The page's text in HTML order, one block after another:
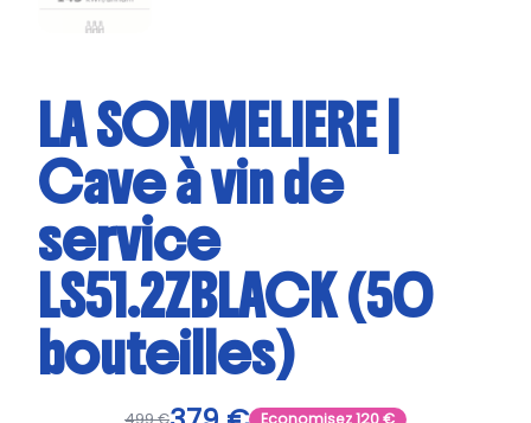
LA SOMMELIERE |
Cave à vin de
service
LS51.2ZBLACK (50
bouteilles)